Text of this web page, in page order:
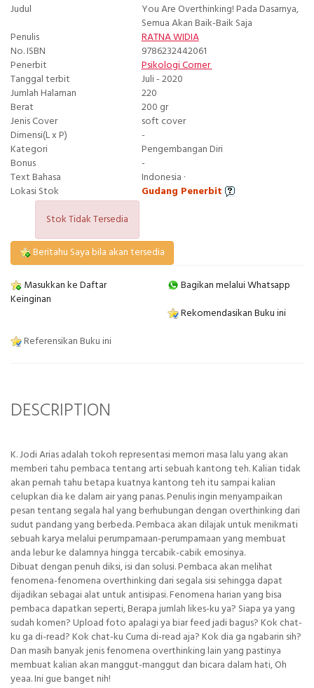
Judul
You Are Overthinking! Pada Dasarnya,
Semua Akan Baik-Baik Saja
Penulis
RATNA WIDIA
No. ISBN
9786232442061
Penerbit
Psikologi Corner
Tanggal terbit
Juli - 2020
Jumlah Halaman
220
Berat
200 gr
Jenis Cover
soft cover
Dimensi(L x P)
-
Kategori
Pengembangan Diri
Bonus
-
Text Bahasa
Indonesia ·
Lokasi Stok
Gudang Penerbit
Stok Tidak Tersedia
Beritahu Saya bila akan tersedia
Masukkan ke Daftar
Keinginan
Bagikan melalui Whatsapp
Rekomendasikan Buku ini
Referensikan Buku ini
DESCRIPTION
K. Jodi Arias adalah tokoh representasi memori masa lalu yang akan
memberi tahu pembaca tentang arti sebuah kantong teh. Kalian tidak
akan pernah tahu betapa kuatnya kantong teh itu sampai kalian
celupkan dia ke dalam air yang panas. Penulis ingin menyampaikan
pesan tentang segala hal yang berhubungan dengan overthinking dari
sudut pandang yang berbeda. Pembaca akan dilajak untuk menikmati
sebuah karya melalui perumpamaan-perumpamaan yang membuat
anda lebur ke dalamnya hingga tercabik-cabik emosinya.
Dibuat dengan penuh diksi, isi dan solusi. Pembaca akan melihat
fenomena-fenomena overthinking dari segala sisi sehingga dapat
dijadikan sebagai alat untuk antisipasi. Fenomena harian yang bisa
pembaca dapatkan seperti, Berapa jumlah likes-ku ya? Siapa ya yang
sudah komen? Upload foto apalagi ya biar feed jadi bagus? Kok chat-
ku ga di-read? Kok chat-ku Cuma di-read aja? Kok dia ga ngabarin sih?
Dan masih banyak jenis fenomena overthinking lain yang pastinya
membuat kalian akan manggut-manggut dan bicara dalam hati, Oh
yeaa. Ini gue banget nih!